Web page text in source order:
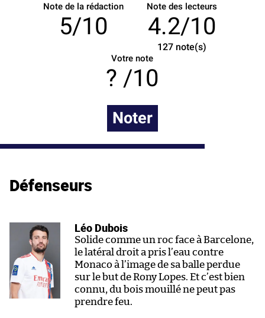
Note de la rédaction
5/10
Note des lecteurs
4.2/10
127note(s)
Votre note
/10
Noter
Défenseurs
Léo Dubois
Solide comme un roc face à Barcelone,
le latéral droit a pris l’eau contre
Monaco à l’image de sa balle perdue
sur le but de Rony Lopes. Et c’est bien
connu, du bois mouillé ne peut pas
prendre feu.